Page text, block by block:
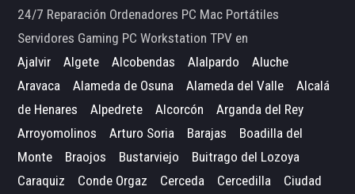
24/7 Reparación Ordenadores PC Mac Portátiles
Servidores Gaming PC Workstation TPV en
Ajalvir
Algete Alcobendas Alalpardo
Aluche
Aravaca
Alameda de Osuna Alameda del Valle
Alcalá
de Henares
Alpedrete Alcorcón
Arganda del Rey
Arroyomolinos
Arturo Soria Barajas
Boadilla del
Monte
Braojos Bustarviejo
Buitrago del Lozoya
Caraquiz
Conde Orgaz Cerceda Cercedilla
Ciudad